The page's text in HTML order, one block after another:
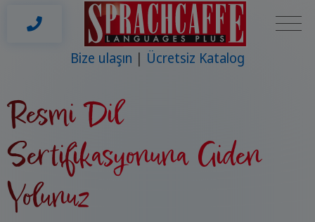
Bize ulaşın Ücretsiz Katalog
Resmi Dil
Sertifikasyonuna Giden
Yolunuz